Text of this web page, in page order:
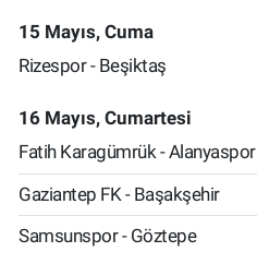
15 Mayıs, Cuma
Rizespor - Beşiktaş
16 Mayıs, Cumartesi
Fatih Karagümrük - Alanyaspor
Gaziantep FK - Başakşehir
Samsunspor - Göztepe